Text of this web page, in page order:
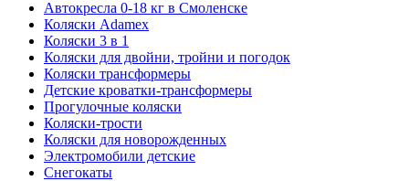
Автокресла 0-18 кг в Смоленске
Коляски Adamex
Коляски 3 в 1
Коляски для двойни, тройни и погодок
Коляски трансформеры
Детские кроватки-трансформеры
Прогулочные коляски
Коляски-трости
Коляски для новорожденных
Электромобили детские
Снегокаты